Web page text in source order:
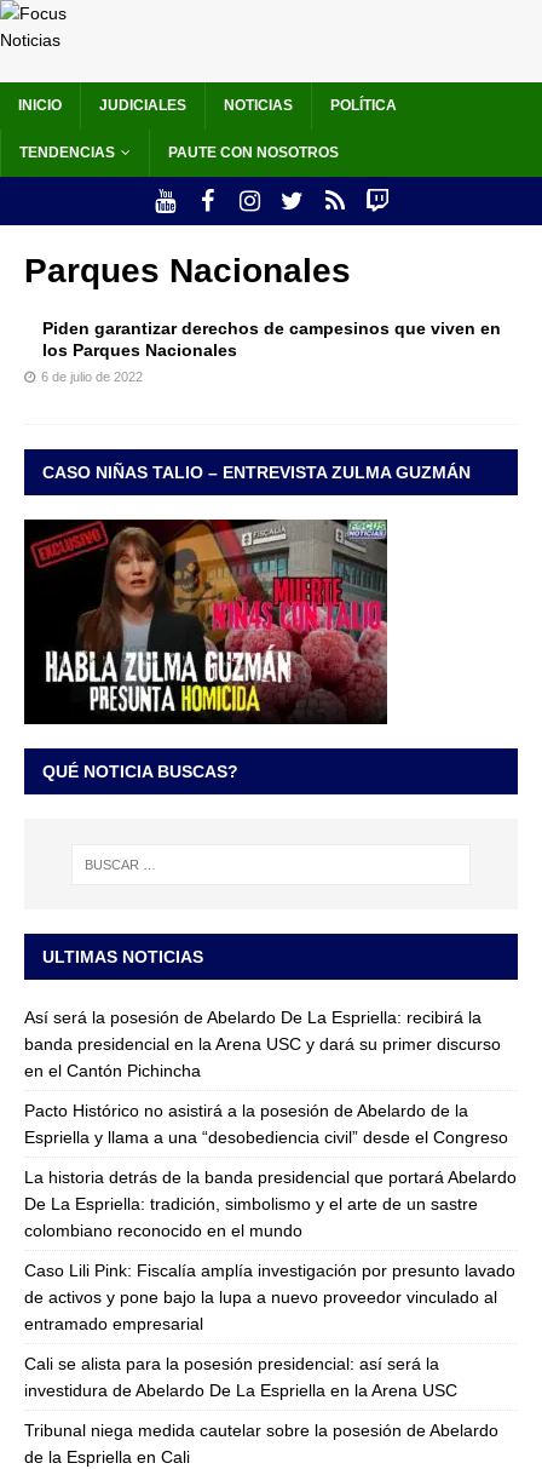
INICIO JUDICIALES NOTICIAS POLÍTICA
TENDENCIAS PAUTE CON NOSOTROS
Parques Nacionales
Piden garantizar derechos de campesinos que viven en
los Parques Nacionales
6 de julio de 2022
CASO NIÑAS TALIO – ENTREVISTA ZULMA GUZMÁN
QUÉ NOTICIA BUSCAS?
ULTIMAS NOTICIAS
Así será la posesión de Abelardo De La Espriella: recibirá la
banda presidencial en la Arena USC y dará su primer discurso
en el Cantón Pichincha
Pacto Histórico no asistirá a la posesión de Abelardo de la
Espriella y llama a una “desobediencia civil” desde el Congreso
La historia detrás de la banda presidencial que portará Abelardo
De La Espriella: tradición, simbolismo y el arte de un sastre
colombiano reconocido en el mundo
Caso Lili Pink: Fiscalía amplía investigación por presunto lavado
de activos y pone bajo la lupa a nuevo proveedor vinculado al
entramado empresarial
Cali se alista para la posesión presidencial: así será la
investidura de Abelardo De La Espriella en la Arena USC
Tribunal niega medida cautelar sobre la posesión de Abelardo
de la Espriella en Cali